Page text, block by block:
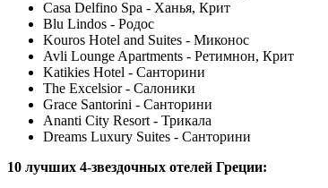
Casa Delfino Spa - Ханья, Крит
Blu Lindos - Родос
Kouros Hotel and Suites - Миконос
Avli Lounge Apartments - Ретимнон, Крит
Katikies Hotel - Санторини
The Excelsior - Салоники
Grace Santorini - Санторини
Ananti City Resort - Трикала
Dreams Luxury Suites - Санторини
10 лучших 4-звездочных отелей Греции: